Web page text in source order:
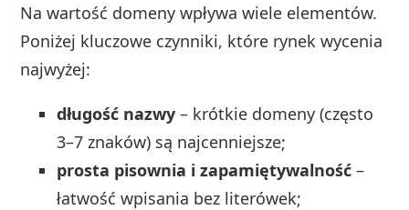
Na wartość domeny wpływa wiele elementów.
Poniżej kluczowe czynniki, które rynek wycenia
najwyżej:
długość nazwy – krótkie domeny (często
3–7 znaków) są najcenniejsze;
prosta pisownia i zapamiętywalność –
łatwość wpisania bez literówek;